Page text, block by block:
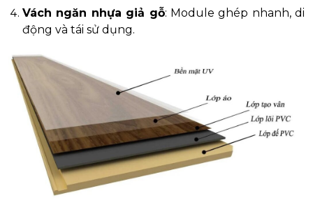
Vách ngăn nhựa giả gỗ: Module ghép nhanh, di
động và tái sử dụng.